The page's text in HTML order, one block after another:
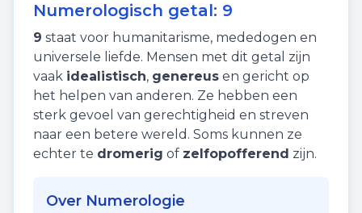
Numerologisch getal: 9
9 staat voor humanitarisme, mededogen en
universele liefde. Mensen met dit getal zijn
vaak idealistisch, genereus en gericht op
het helpen van anderen. Ze hebben een
sterk gevoel van gerechtigheid en streven
naar een betere wereld. Soms kunnen ze
echter te dromerig of zelfopofferend zijn.
Over Numerologie